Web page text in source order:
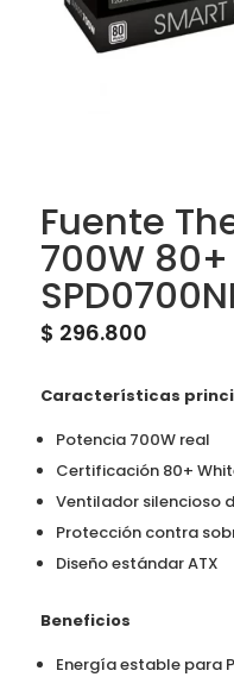
Fuente
700W
$ 296.800
Características
Potencia 700W real
Certificación 80+
Ventilador silencioso
Protección contra
Diseño estándar ATX
Beneficios
Energía estable para